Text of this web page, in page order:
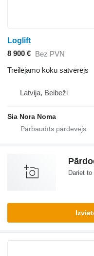
Loglift
8 900 € Bez PVN
Treilējamo koku satvērējs
Latvija, Beibeži
Sia Nora Noma
Dariet